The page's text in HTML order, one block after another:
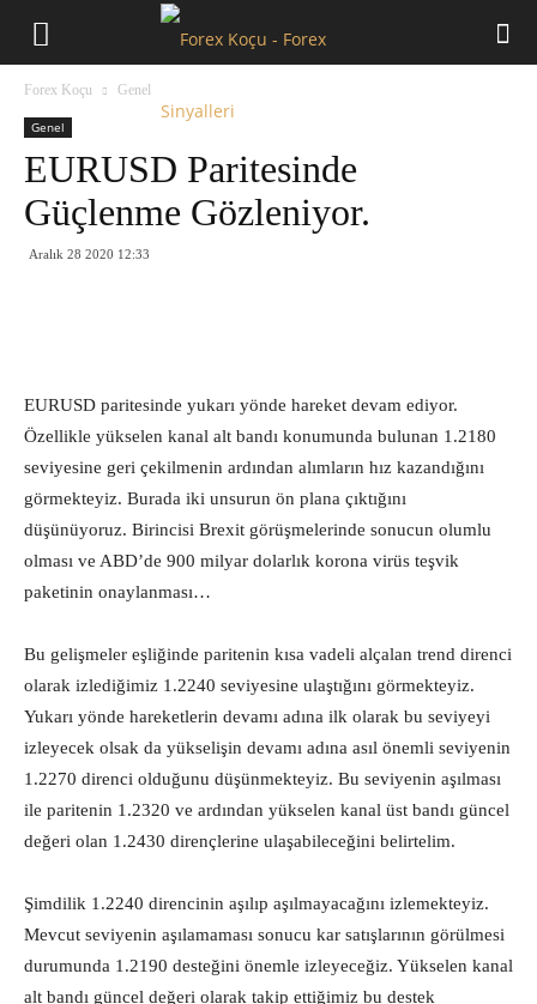
Forex Koçu Genel
Genel
EURUSD Paritesinde
Güçlenme Gözleniyor.
Aralık 28 2020 12:33
EURUSD paritesinde yukarı yönde hareket devam ediyor.
Özellikle yükselen kanal alt bandı konumunda bulunan 1.2180
seviyesine geri çekilmenin ardından alımların hız kazandığını
görmekteyiz. Burada iki unsurun ön plana çıktığını
düşünüyoruz. Birincisi Brexit görüşmelerinde sonucun olumlu
olması ve ABD’de 900 milyar dolarlık korona virüs teşvik
paketinin onaylanması…
Bu gelişmeler eşliğinde paritenin kısa vadeli alçalan trend direnci
olarak izlediğimiz 1.2240 seviyesine ulaştığını görmekteyiz.
Yukarı yönde hareketlerin devamı adına ilk olarak bu seviyeyi
izleyecek olsak da yükselişin devamı adına asıl önemli seviyenin
1.2270 direnci olduğunu düşünmekteyiz. Bu seviyenin aşılması
ile paritenin 1.2320 ve ardından yükselen kanal üst bandı güncel
değeri olan 1.2430 dirençlerine ulaşabileceğini belirtelim.
Şimdilik 1.2240 direncinin aşılıp aşılmayacağını izlemekteyiz.
Mevcut seviyenin aşılamaması sonucu kar satışlarının görülmesi
durumunda 1.2190 desteğini önemle izleyeceğiz. Yükselen kanal
alt bandı güncel değeri olarak takip ettiğimiz bu destek